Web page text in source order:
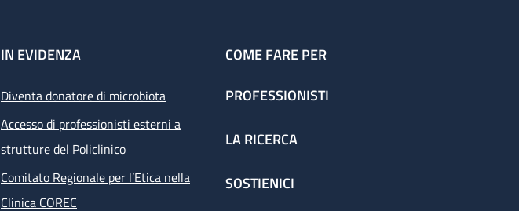
IN EVIDENZA
Diventa donatore di microbiota
Accesso di professionisti esterni a
strutture del Policlinico
Comitato Regionale per l’Etica nella
Clinica COREC
COME FARE PER
PROFESSIONISTI
LA RICERCA
SOSTIENICI